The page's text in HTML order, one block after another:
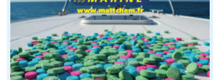
L'élégance comme programme de navigation
Le design pur d'un voilier néo-classique est l'objet
La plupart du temps, ce sont des dayboats haut de